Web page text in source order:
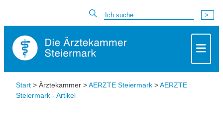
Start > Ärztekammer >AERZTE Steiermark >AERZTE
Steiermark - Artikel